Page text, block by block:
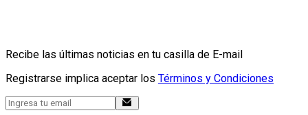
Recibe las últimas noticias en tu casilla de E-mail
Registrarse implica aceptar los Términos y Condiciones